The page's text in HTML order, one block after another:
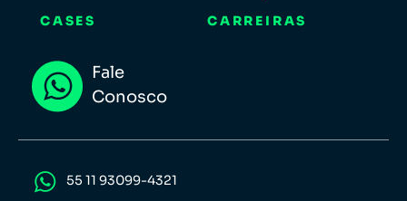
CASES
CARREIRAS
Fale
Conosco
55 11 93099-4321